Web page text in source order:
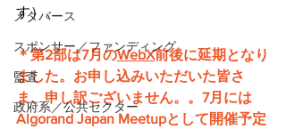
メタバース
スポンサー／ファンディング
監査
政府系／公共セクター
す）。
＊第2部は7月のWebX前後に延期となり
ました。お申し込みいただいた皆さ
ま、申し訳ございません。。7月には
Algorand Japan Meetupとして開催予定